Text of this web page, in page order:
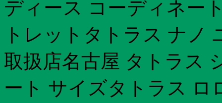
ディース コーディネー
トレットタトラス ナノ
取扱店名古屋 タトラス
ート サイズタトラス ロ